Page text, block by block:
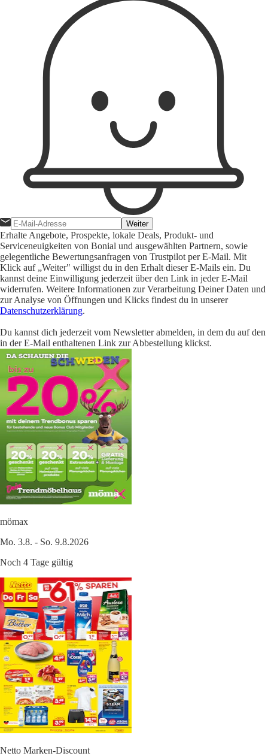
Weiter
Erhalte Angebote, Prospekte, lokale Deals, Produkt- und
Serviceneuigkeiten von Bonial und ausgewählten Partnern, sowie
gelegentliche Bewertungsanfragen von Trustpilot per E-Mail. Mit
Klick auf „Weiter" willigst du in den Erhalt dieser E-Mails ein. Du
kannst deine Einwilligung jederzeit über den Link in jeder E-Mail
widerrufen. Weitere Informationen zur Verarbeitung Deiner Daten und
zur Analyse von Öffnungen und Klicks findest du in unserer
Datenschutzerklärung.
Du kannst dich jederzeit vom Newsletter abmelden, in dem du auf den
in der E-Mail enthaltenen Link zur Abbestellung klickst.
mömax
Mo. 3.8. - So. 9.8.2026
Noch 4 Tage gültig
Netto Marken-Discount